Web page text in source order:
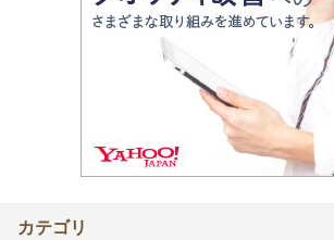
カテゴリ